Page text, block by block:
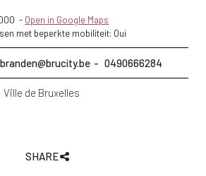
- Open in Google Maps
met beperkte mobiliteit: Oui
0490666284
Ville de Bruxelles
SHARE